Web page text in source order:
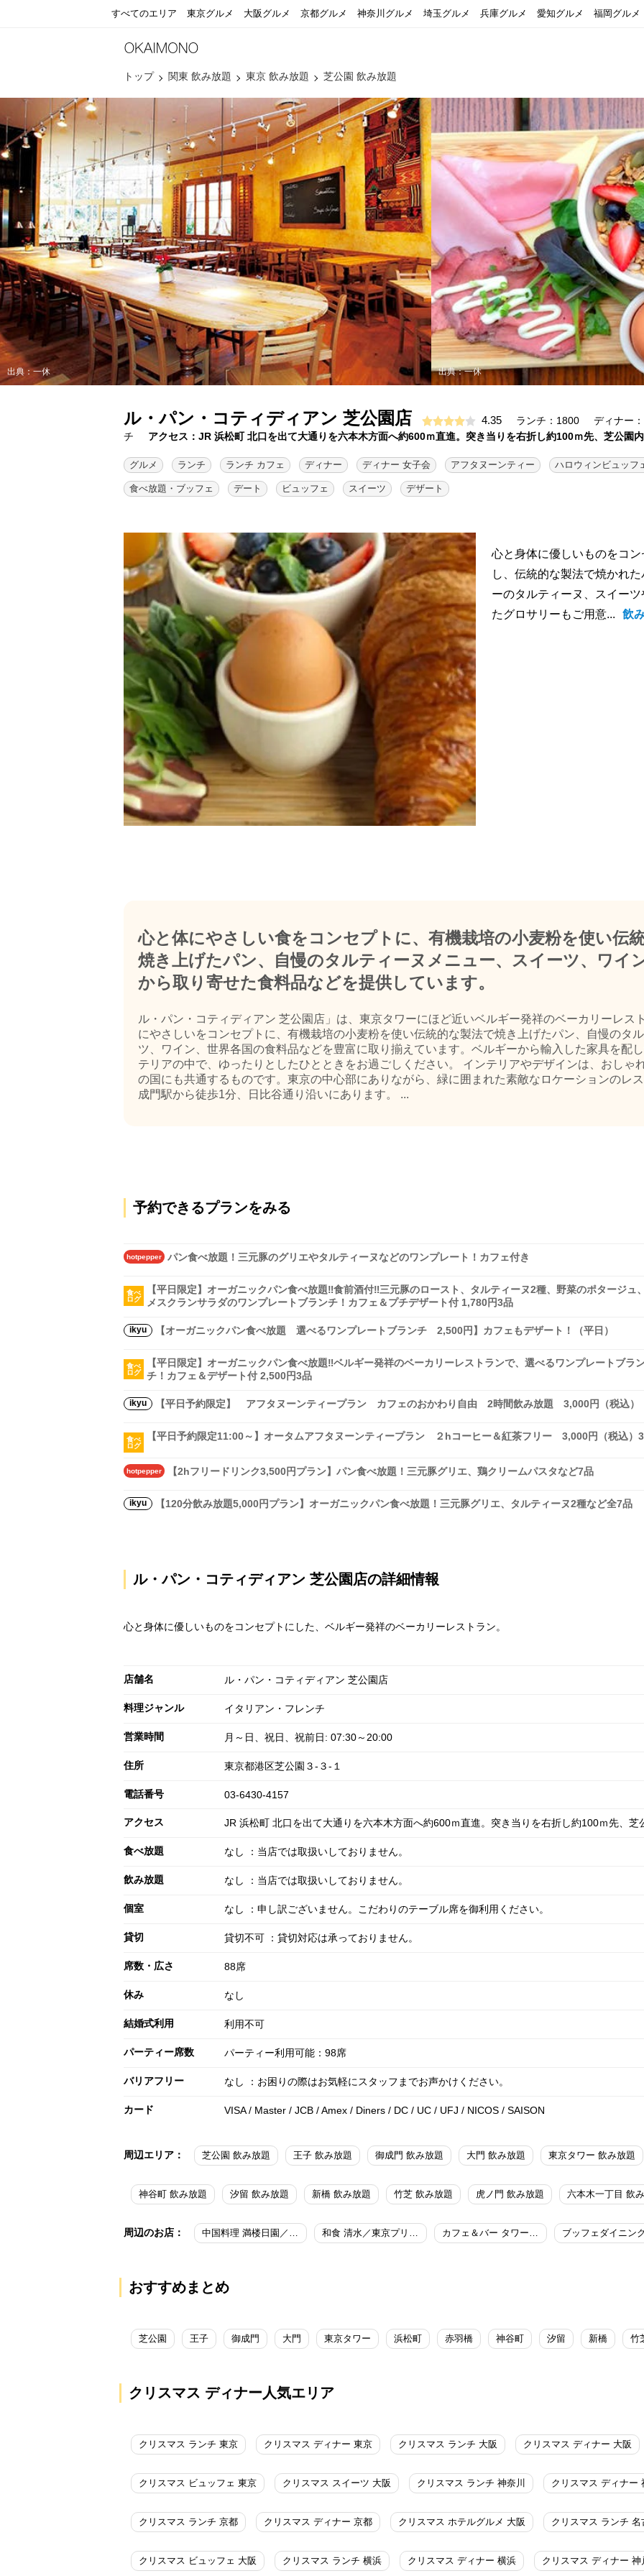
すべてのエリア 東京グルメ 大阪グルメ 京都グルメ 神奈川グルメ 埼玉グルメ 兵庫グルメ 愛知グルメ 福岡グルメ
トップ 関東 飲み放題 東京 飲み放題 芝公園 飲み放題
出典：一休 出典：一休
ル・パン・コティディアン 芝公園店 4.35 ランチ：1800 ディナー
チ
アクセス：JR 浜松町 北口を出て大通りを六本木方面へ約600ｍ直進。突き当りを右折し約100ｍ先、芝公園内
グルメ ランチ ランチ カフェ ディナー ディナー 女子会 アフタヌーンティー ハロウィンビュッフ
食べ放題・ブッフェ デート ビュッフェ スイーツ デザート
心と身体に優しいものをコ
し、伝統的な製法で焼かれ
ーのタルティーヌ、スイー
たグロサリーもご用意...
飲
心と体にやさしい食をコンセプトに、有機栽培の小麦粉を使い伝
焼き上げたパン、自慢のタルティーヌメニュー、スイーツ、ワイ
から取り寄せた食料品などを提供しています。
ル・パン・コティディアン 芝公園店」は、東京タワーにほど近いベルギー発祥のベーカリーレス
にやさしいをコンセプトに、有機栽培の小麦粉を使い伝統的な製法で焼き上げたパン、自慢のタ
ツ、ワイン、世界各国の食料品などを豊富に取り揃えています。ベルギーから輸入した家具を配
テリアの中で、ゆったりとしたひとときをお過ごしください。 インテリアやデザインは、おしゃ
の国にも共通するものです。東京の中心部にありながら、緑に囲まれた素敵なロケーションのレ
成門駅から徒歩1分、日比谷通り沿いにあります。 ...
予約できるプランをみる
hotpepper パン食べ放題！三元豚のグリエやタルティーヌなどのワンプレート！カフェ付き
食べ
ログ
【平日限定】オーガニックパン食べ放題‼食前酒付‼三元豚のロースト、タルティーヌ2種、野菜のポタージュ、
メスクランサラダのワンプレートブランチ！カフェ＆プチデザート付 1,780円3品
ikyu 【オーガニックパン食べ放題 選べるワンプレートブランチ 2,500円】カフェもデザート！（平日）
食べ
ログ
【平日限定】オーガニックパン食べ放題‼ベルギー発祥のベーカリーレストランで、選べるワンプレートブラ
チ！カフェ＆デザート付 2,500円3品
ikyu 【平日予約限定】 アフタヌーンティープラン カフェのおかわり自由 2時間飲み放題 3,000円（税込）
食べ
ログ
【平日予約限定11:00～】オータムアフタヌーンティープラン ２hコーヒー＆紅茶フリー 3,000円（税込）
hotpepper 【2hフリードリンク3,500円プラン】パン食べ放題！三元豚グリエ、鶏クリームパスタなど7品
ikyu 【120分飲み放題5,000円プラン】オーガニックパン食べ放題！三元豚グリエ、タルティーヌ2種など全7品
ル・パン・コティディアン 芝公園店の詳細情報
心と身体に優しいものをコンセプトにした、ベルギー発祥のベーカリーレストラン。
店舗名 ル・パン・コティディアン 芝公園店
料理ジャンル イタリアン・フレンチ
営業時間 月～日、祝日、祝前日: 07:30～20:00
住所 東京都港区芝公園３-３-１
電話番号 03-6430-4157
アクセス JR 浜松町 北口を出て大通りを六本木方面へ約600ｍ直進。突き当りを右折し約100ｍ先、芝
食べ放題 なし ：当店では取扱いしておりません。
飲み放題 なし ：当店では取扱いしておりません。
個室 なし ：申し訳ございません。こだわりのテーブル席を御利用ください。
貸切 貸切不可 ：貸切対応は承っておりません。
席数・広さ 88席
休み なし
結婚式利用 利用不可
パーティー席数 パーティー利用可能：98席
バリアフリー なし ：お困りの際はお気軽にスタッフまでお声かけください。
カード VISA / Master / JCB / Amex / Diners / DC / UC / UFJ / NICOS / SAISON
周辺エリア： 芝公園 飲み放題 王子 飲み放題 御成門 飲み放題 大門 飲み放題 東京タワー 飲み放題
神谷町 飲み放題 汐留 飲み放題 新橋 飲み放題 竹芝 飲み放題 虎ノ門 飲み放題 六本木一丁目 飲
周辺のお店： 中国料理 満楼日園／東京プリンスホテル 和食 清水／東京プリンスホテル カフェ＆バー タワービューテラス／東京プリンスホテル
おすすめまとめ
芝公園 王子 御成門 大門 東京タワー 浜松町 赤羽橋 神谷町 汐留 新橋 竹
クリスマス ディナー人気エリア
クリスマス ランチ 東京 クリスマス ディナー 東京 クリスマス ランチ 大阪 クリスマス ディナー 大阪
クリスマス ビュッフェ 東京 クリスマス スイーツ 大阪 クリスマス ランチ 神奈川 クリスマス ディナー
クリスマス ランチ 京都 クリスマス ディナー 京都 クリスマス ホテルグルメ 大阪 クリスマス ランチ 名
クリスマス ビュッフェ 大阪 クリスマス ランチ 横浜 クリスマス ディナー 横浜 クリスマス ディナー 神